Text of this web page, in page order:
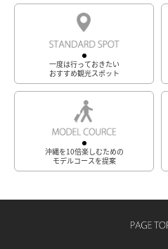
一度は行っておきたい
おすすめ観光スポット
沖縄を10倍楽しむための
モデルコースを提案